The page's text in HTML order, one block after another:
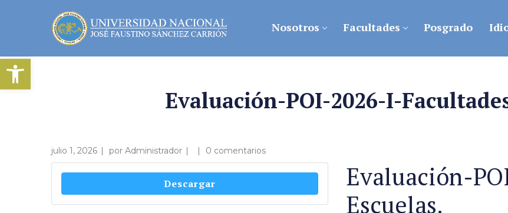
Abrir barra de herramientas
Nosotros Facultades Posgrado
Evaluación-POI-2026-I-
julio 1, 2026 por Administrador 0 comentarios
Descargar
Evaluación-
Escuelas.